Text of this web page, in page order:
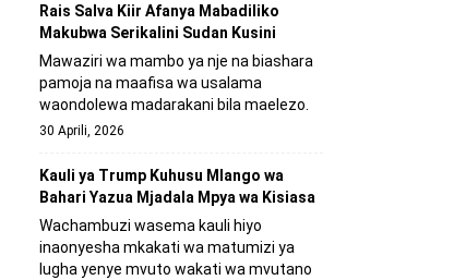
Rais Salva Kiir Afanya Mabadiliko
Makubwa Serikalini Sudan Kusini
Mawaziri wa mambo ya nje na biashara
pamoja na maafisa wa usalama
waondolewa madarakani bila maelezo.
30 Aprili, 2026
Kauli ya Trump Kuhusu Mlango wa
Bahari Yazua Mjadala Mpya wa Kisiasa
Wachambuzi wasema kauli hiyo
inaonyesha mkakati wa matumizi ya
lugha yenye mvuto wakati wa mvutano